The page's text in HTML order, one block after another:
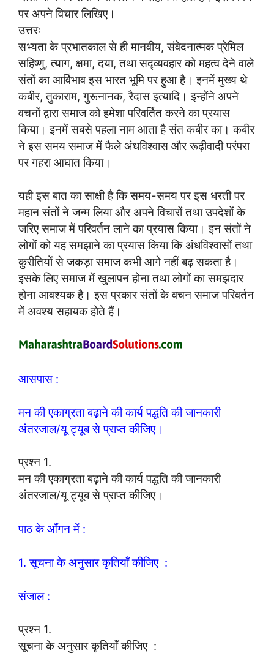
पर अपने विचार लिखिए।
उत्तरः
सभ्यता के प्रभातकाल से ही मानवीय, संवेदनात्मक प्रेमिल
सहिष्णु, त्याग, क्षमा, दया, तथा सद्व्यवहार को महत्व देने वाले
संतों का आर्विभाव इस भारत भूमि पर हुआ है। इनमें मुख्य थे
कबीर, तुकाराम, गुरूनानक, रैदास इत्यादि। इन्होंने अपने
वचनों द्वारा समाज को हमेशा परिवर्तित करने का प्रयास
किया। इनमें सबसे पहला नाम आता है संत कबीर का। कबीर
ने इस समय समाज में फैले अंधविश्वास और रूढ़ीवादी परंपरा
पर गहरा आघात किया।
यही इस बात का साक्षी है कि समय-समय पर इस धरती पर
महान संतों ने जन्म लिया और अपने विचारों तथा उपदेशों के
जरिए समाज में परिवर्तन लाने का प्रयास किया। इन संतों ने
लोगों को यह समझाने का प्रयास किया कि अंधविश्वासों तथा
कुरीतियों से जकड़ा समाज कभी आगे नहीं बढ़ सकता है।
इसके लिए समाज में खुलापन होना तथा लोगों का समझदार
होना आवश्यक है। इस प्रकार संतों के वचन समाज परिवर्तन
में अवश्य सहायक होते हैं।
आसपास :
मन की एकाग्रता बढ़ाने की कार्य पद्धति की जानकारी
अंतरजाल/यू ट्यूब से प्राप्त कीजिए।
प्रश्न 1.
मन की एकाग्रता बढ़ाने की कार्य पद्धति की जानकारी
अंतरजाल/यू ट्यूब से प्राप्त कीजिए।
पाठ के आँगन में :
1. सूचना के अनुसार कृतियाँ कीजिए :
संजाल :
प्रश्न 1.
सूचना के अनुसार कृतियाँ कीजिए :